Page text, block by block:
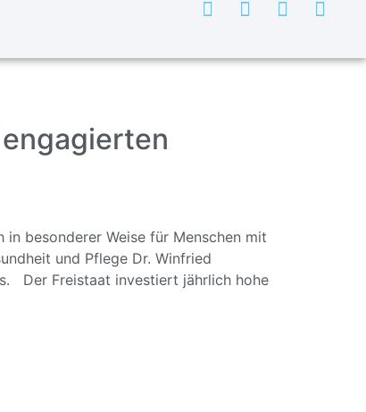
besonderer Weise für Menschen mit
und Pflege Dr. Winfried
Der Freistaat investiert jährlich hohe